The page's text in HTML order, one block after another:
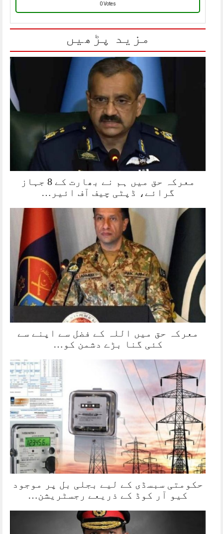
0 Votes
مزید پڑھیں
معرکہ حق میں ہم نے بھارت کے 8 جہاز
گرائے، ڈپٹی چیف آف ائیر…
معرکہ حق میں اللہ کے فضل سے اپنے سے
کئی گنا بڑے دشمن کو…
حکومتی سبسڈی کے لیے بجلی بل پر موجود
کیو آر کوڈ کے ذریعے رجسٹریشن…